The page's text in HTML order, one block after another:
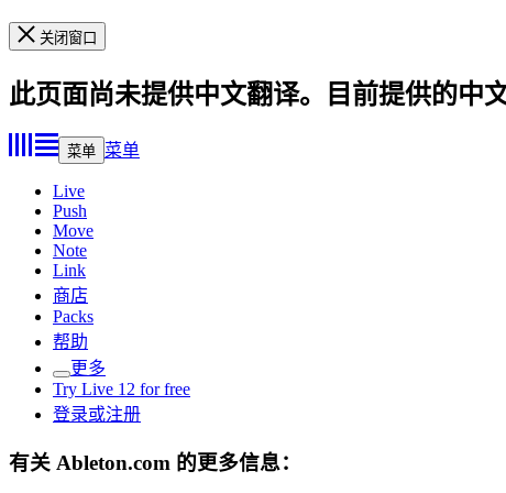
关闭窗口
此页面尚未提供中文翻译。目前提供的中
菜单 菜单
Live
Push
Move
Note
Link
商店
Packs
帮助
更多
Try Live 12 for free
登录或注册
有关 Ableton.com 的更多信息：